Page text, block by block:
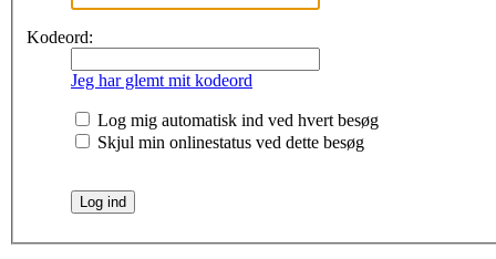
Kodeord:
Jeg har glemt mit kodeord
Log mig automatisk ind ved hvert besøg
Skjul min onlinestatus ved dette besøg